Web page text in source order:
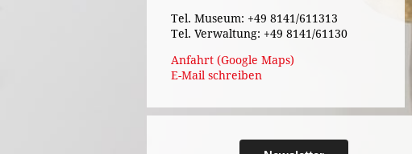
Tel. Museum: +49 8141/611313
Tel. Verwaltung: +49 8141/61130
Anfahrt (Google Maps)
E-Mail schreiben